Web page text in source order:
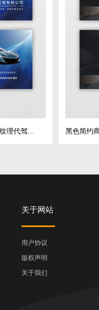
蓝色商务科技感简约变幻线纹理代驾名片
关于网站
用户协议
版权声明
关于我们